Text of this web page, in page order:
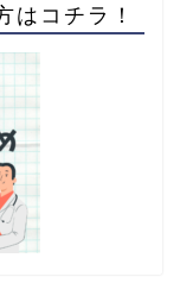
はコチラ！